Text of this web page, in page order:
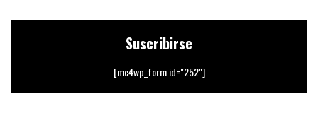
Suscribirse
[mc4wp_form id="252"]